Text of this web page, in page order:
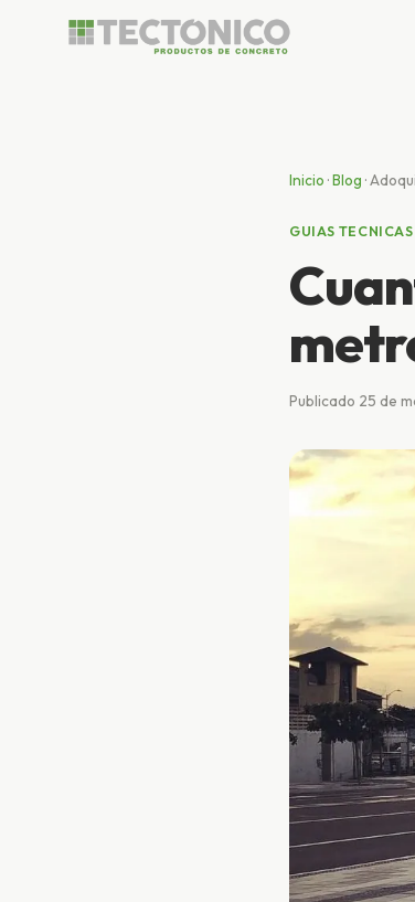
Inicio ·Blog ·
GUIAS TECNICAS
Publicado 25 de